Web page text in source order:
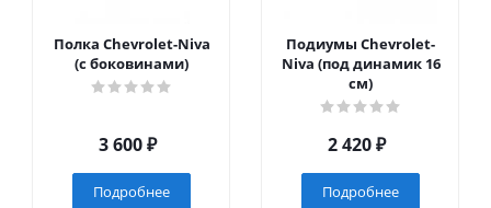
Полка Chevrolet-Niva
(с боковинами)
3 600₽
Подробнее
Подиумы Chevrolet-
Niva (под динамик 16
см)
2 420₽
Подробнее